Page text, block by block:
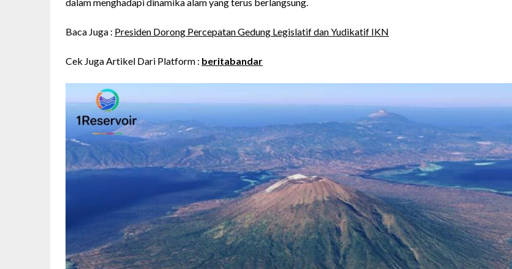
Baca Juga : Presiden Dorong Percepatan Gedung Legislatif dan Yudikatif IKN
Cek Juga Artikel Dari Platform : beritabandar